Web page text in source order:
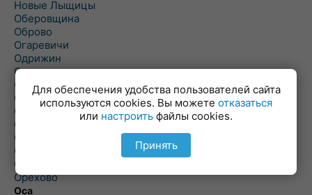
Новые Лыщицы
Оберовщина
Оброво
Огаревичи
Одрижин
Оздамичи
Озяты
Олтуш
Ольманы
Ольпень
Ольшаны
Омельная
Ополь
Орехово
Оса
Для обеспечения удобства пользователей сайта
используются cookies. Вы можете отказаться
или настроить файлы cookies.
Принять